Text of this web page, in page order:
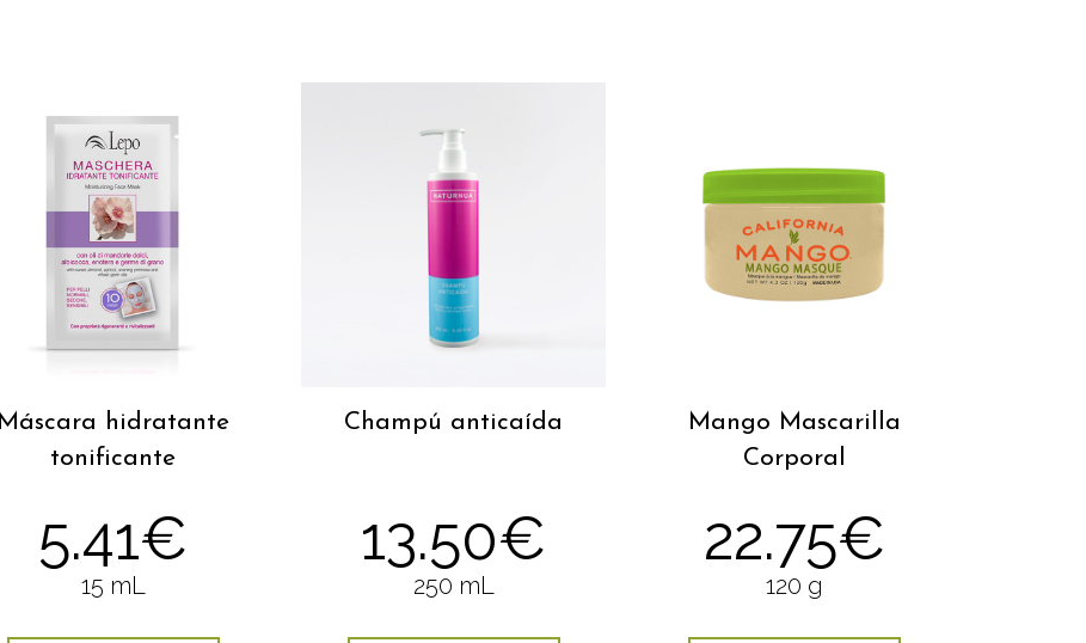
Máscara hidratante
tonificante
5.41€
15 mL
Champú anticaída
13.50€
250 mL
Mango Mascarilla
Corporal
22.75€
120 g